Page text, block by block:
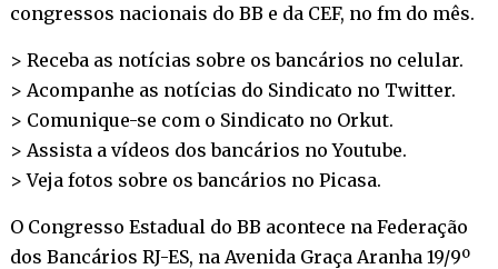
congressos nacionais do BB e da CEF, no fm do mês.
> Receba as notícias sobre os bancários no celular.
> Acompanhe as notícias do Sindicato no Twitter.
> Comunique-se com o Sindicato no Orkut.
> Assista a vídeos dos bancários noYoutube.
> Veja fotos sobre os bancários no Picasa.
O Congresso Estadual do BB acontece na Federação
dos Bancários RJ-ES, na Avenida Graça Aranha 19/9º